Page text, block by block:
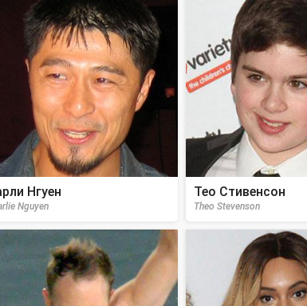
Нгуен
Nguyen
Тео Стивенсон
Theo Stevenson